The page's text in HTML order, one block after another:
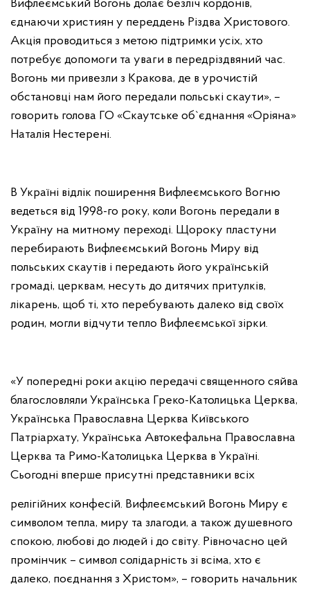
Вифлеємський Вогонь долає безліч кордонів,
єднаючи християн у переддень Різдва Христового.
Акція проводиться з метою підтримки усіх, хто
потребує допомоги та уваги в передріздвяний час.
Вогонь ми привезли з Кракова, де в урочистій
обстановці нам його передали польські скаути», –
говорить голова ГО «Скаутське об`єднання «Оріяна»
Наталія Нестерені.
В Україні відлік поширення Вифлеємського Вогню
ведеться від 1998-го року, коли Вогонь передали в
Україну на митному переході. Щороку пластуни
перебирають Вифлеємський Вогонь Миру від
польських скаутів і передають його українській
громаді, церквам, несуть до дитячих притулків,
лікарень, щоб ті, хто перебувають далеко від своїх
родин, могли відчути тепло Вифлеємської зірки.
«У попередні роки акцію передачі священного сяйва
благословляли Українська Греко-Католицька Церква,
Українська Православна Церква Київського
Патріархату, Українська Автокефальна Православна
Церква та Римо-Католицька Церква в Україні.
Сьогодні вперше присутні представники всіх
релігійних конфесій. Вифлеємський Вогонь Миру є
символом тепла, миру та злагоди, а також душевного
спокою, любові до людей і до світу. Рівночасно цей
промінчик – символ солідарність зі всіма, хто є
далеко, поєднання з Христом», – говорить начальник